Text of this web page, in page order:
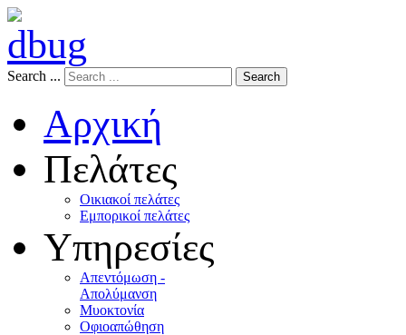
Search ... Search
Αρχική
Πελάτες
Οικιακοί πελάτες
Εμπορικοί πελάτες
Υπηρεσίες
Απεντόμωση -
Απολύμανση
Μυοκτονία
Οφιοαπώθηση